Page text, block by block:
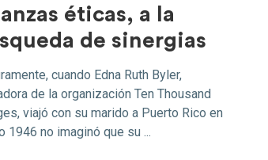
éticas, a la
de sinergias
cuando Edna Ruth Byler,
de la organización Ten Thousand
viajó con su marido a Puerto Rico en
1946 no imaginó que su ...